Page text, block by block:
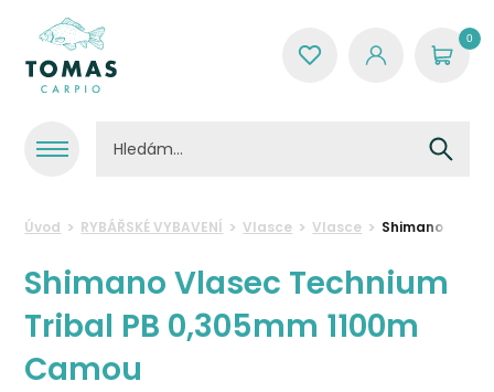
0
Úvod RYBÁŘSKÉ VYBAVENÍ Vlasce Vlasce Shimano
Shimano Vlasec Technium
Tribal PB 0,305mm 1100m
Camou